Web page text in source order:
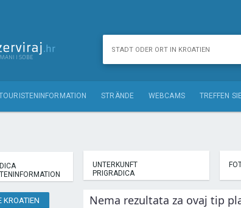
STRÄNDE WEBCAMS TREFFEN
KROATIEN
UNTERKUNFT
PRIGRADICA
Nema rezultata za ovaj tip